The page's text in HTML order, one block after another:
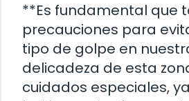
**Es fundamental que
precauciones para
tipo de golpe en
delicadeza de esta
cuidados especiales,